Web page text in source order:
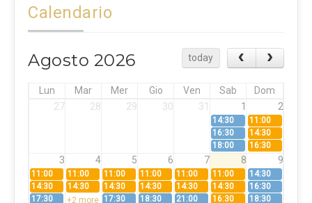
Calendario
Agosto 2026 today
Lun Mar Mer Gio Ven Sab
Dom
27
28 29 30 31 1 2
14:30
11:00
16:30
14:30
18:00
16:30
3 4 5 6 7 8 9
11:00 11:00 11:00 11:00 11:00 11:00
14:30
14:30
14:30 14:30 14:30 14:30 14:30
16:30
17:30
+2 more 17:30 18:30 21:00 16:30 18:30